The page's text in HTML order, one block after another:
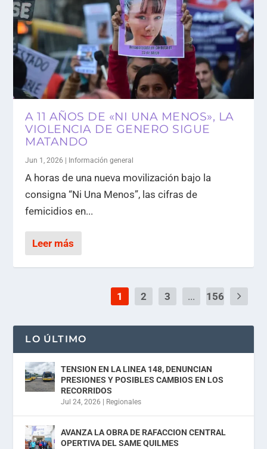
A 11 AÑOS DE «NI UNA MENOS», LA
VIOLENCIA DE GENERO SIGUE
MATANDO
Jun 1, 2026 Información general
A horas de una nueva movilización bajo la
consigna “Ni Una Menos”, las cifras de
femicidios en...
Leer más
1 2 3 ... 156
LO ÚLTIMO
TENSION EN LA LINEA 148, DENUNCIAN
PRESIONES Y POSIBLES CAMBIOS EN LOS
RECORRIDOS
Jul 24, 2026 Regionales
AVANZA LA OBRA DE RAFACCION CENTRAL
OPERTIVA DEL SAME QUILMES